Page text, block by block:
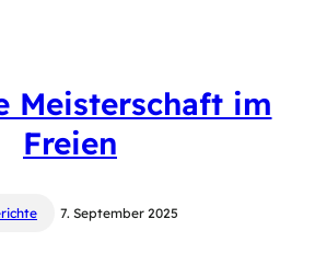
Meisterschaft im
Freien
7. September 2025